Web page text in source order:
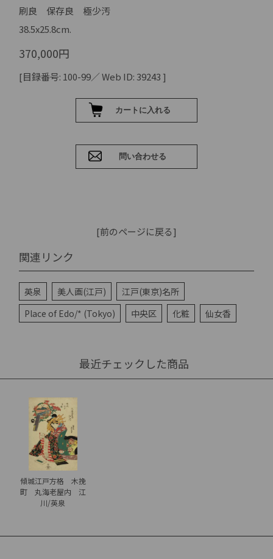
刷良 保存良 極少汚
38.5x25.8cm.
370,000円
[目録番号: 100-99／ Web ID: 39243 ]
[前のページに戻る]
関連リンク
英泉 美人画(江戸)
江戸(東京)名所
Place of Edo/* (Tokyo)
中央区 化粧 仙女香
最近チェックした商品
傾城江戸方格 木挽
町 丸海老屋内 江
川/英泉